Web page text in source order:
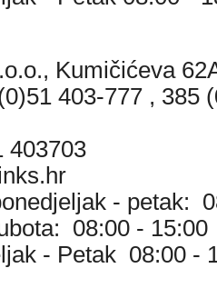
Kumičićeva
403-777 , 385
403703
- petak:
- 15:00
- Petak 08:00 -